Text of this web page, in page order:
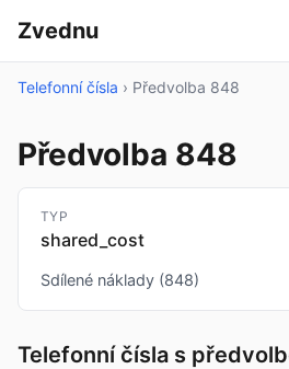
Zvednu
Telefonní čísla › Předvolba 848
Předvolba 848
TYP
shared_cost
Sdílené náklady (848)
Telefonní čísla s